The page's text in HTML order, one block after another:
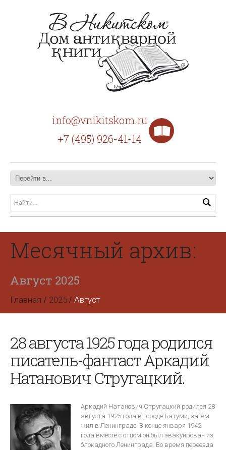
info@vnikitskom.ru
+7 (495) 926-41-14
Месячный архив:
Август 2025
Главная 2025 Август
28 августа 1925 года родился
писатель-фантаст Аркадий
Натанович Стругацкий.
Аркадий Натанович Стругацкий родился 28
августа 1925 года в городе Батуми, затем
жил в Ленинграде. В конце января 1942
года вместе с отцом он был эвакуирован из
блокадного Ленинграда. Во время переезда